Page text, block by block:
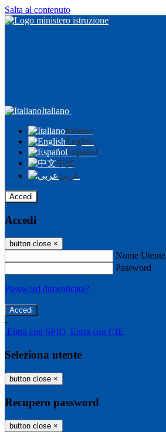
Salta al contenuto
Italiano
Italiano
English
Español
中文
عربى
Accedi
Accedi
button close ×
Nome Utente
Password
Password dimenticata?
-
Entra con SPID Entra con CIE
Seleziona utente
button close ×
Recupero password
button close ×